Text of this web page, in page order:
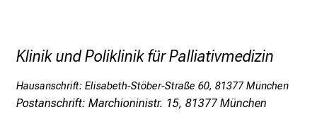
Klinik und Poliklinik für Palliativmedizin
Hausanschrift: Elisabeth-Stöber-Straße 60, 81377 München
Postanschrift: Marchioninistr. 15, 81377 München